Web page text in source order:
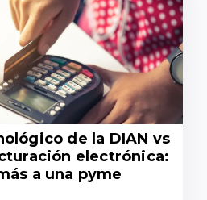
de la DIAN vs
electrónica:
a una pyme